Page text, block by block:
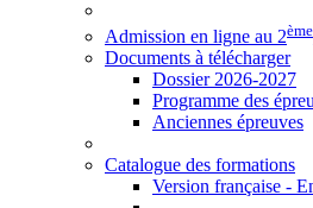
Admission en ligne au 2ème
Documents à télécharger
Dossier 2026-2027
Programme des
Anciennes épreuves
Catalogue des formations
Version française -